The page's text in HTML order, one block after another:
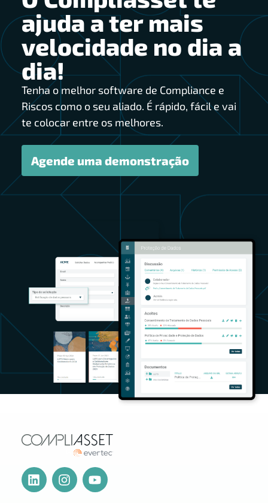
ajuda a ter mais
velocidade no dia a
dia!
Tenha o melhor software de Compliance e
Riscos como o seu aliado. É rápido, fácil e vai
te colocar entre os melhores.
Agende uma demonstração